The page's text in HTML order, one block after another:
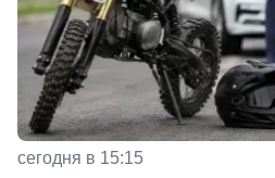
сегодня в 15:15